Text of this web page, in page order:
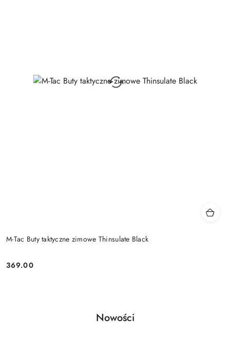
M-Tac Buty taktyczne zimowe Thinsulate Black
Cena:
369.00
Pomiń karuzelę produktów
Produkty
Nowości